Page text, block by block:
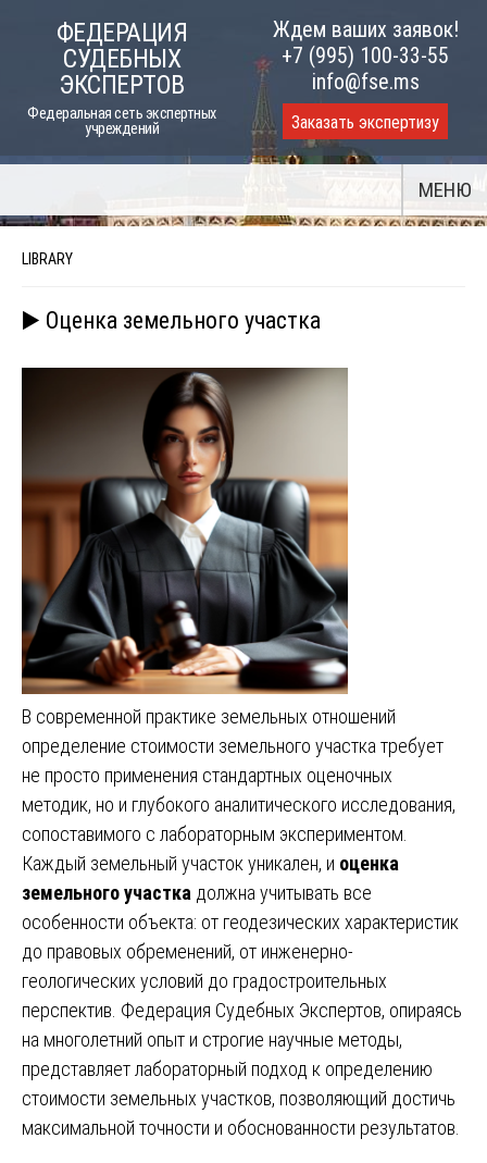
ФЕДЕРАЦИЯ
СУДЕБНЫХ
ЭКСПЕРТОВ
Федеральная сеть экспертных
учреждений
Ждем ваших заявок!
+7 (995) 100-33-55
info@fse.ms
Заказать экспертизу
МЕНЮ
LIBRARY
▶️ Оценка земельного участка
В современной практике земельных отношений
определение стоимости земельного участка требует
не просто применения стандартных оценочных
методик, но и глубокого аналитического исследования,
сопоставимого с лабораторным экспериментом.
Каждый земельный участок уникален, и оценка
земельного участка должна учитывать все
особенности объекта: от геодезических характеристик
до правовых обременений, от инженерно-
геологических условий до градостроительных
перспектив. Федерация Судебных Экспертов, опираясь
на многолетний опыт и строгие научные методы,
представляет лабораторный подход к определению
стоимости земельных участков, позволяющий достичь
максимальной точности и обоснованности результатов.